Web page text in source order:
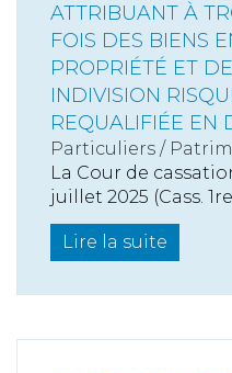
ATTRIBUANT À
FOIS DES BIENS
PROPRIÉTÉ ET
INDIVISION
REQUALIFIÉE EN
Particuliers /
La Cour de
juillet 2025 (Cass.
Lire la suite